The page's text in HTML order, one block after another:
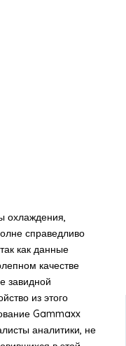
охлаждения,
справедливо
как данные
качестве
завидной
из этого
Gammaxx
аналитики, не